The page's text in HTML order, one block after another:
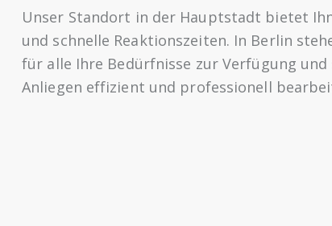
Unser Standort in der Hauptstadt bietet
und schnelle Reaktionszeiten. In Berlin
für alle Ihre Bedürfnisse zur Verfügung
Anliegen effizient und professionell